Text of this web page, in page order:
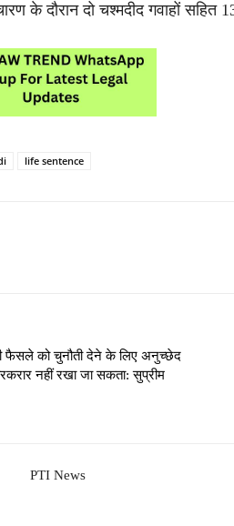
के दौरान दो चश्मदीद गवाहों सहित
life sentence
फैसले को चुनौती देने के लिए अनुच्छेद
नहीं रखा जा सकता: सुप्रीम
PTI News